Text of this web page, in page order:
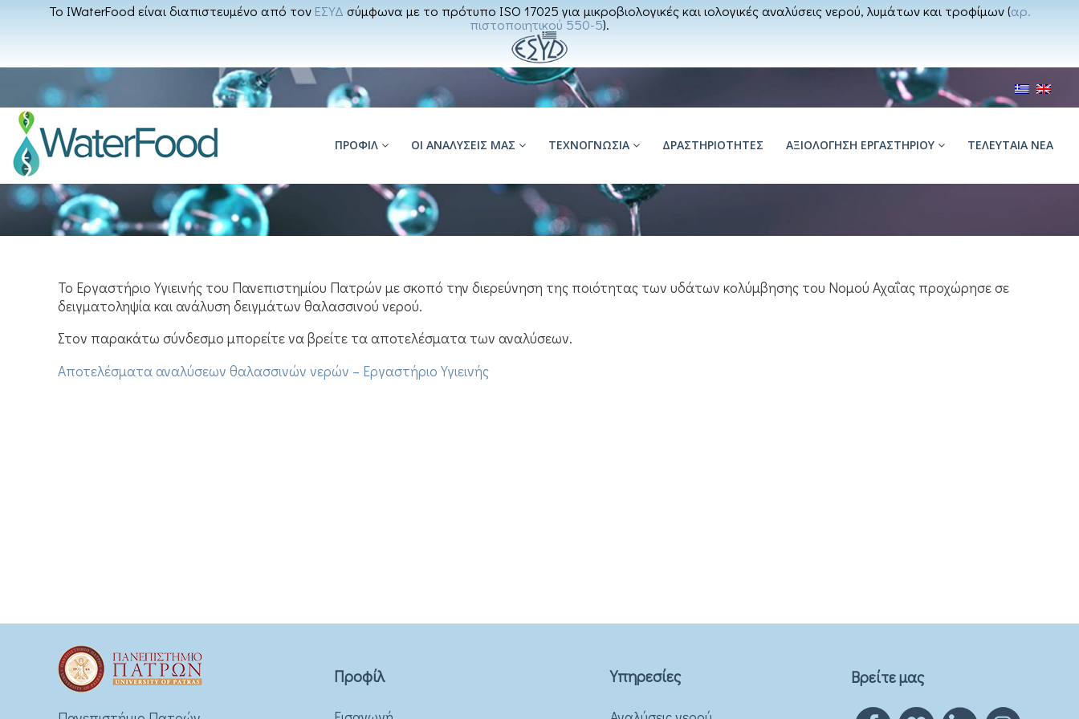
Το IWaterFood είναι διαπιστευμένο από τον ΕΣΥΔ σύμφωνα με το πρότυπο ISO 17025 για μικροβιολογικές και ιολογικές αναλύσεις νερού, λυμάτων και τροφίμων (αρ.
πιστοποιητικού 550-5).
ΠΡΟΦΊΛ ΟΙ ΑΝΑΛΥΣΕΙΣ ΜΑΣ ΤΕΧΝΟΓΝΩΣΙΑ ΔΡΑΣΤΗΡΙΌΤΗΤΕΣ ΑΞΙΟΛΟΓΗΣΗ ΕΡΓΑΣΤΗΡΙΟΥ ΤΕΛΕΥΤΑΙΑ ΝΕΑ
Το Εργαστήριο Υγιεινής του Πανεπιστημίου Πατρών με σκοπό την διερεύνηση της ποιότητας των υδάτων κολύμβησης του Νομού Αχαΐας προχώρησε σε
δειγματοληψία και ανάλυση δειγμάτων θαλασσινού νερού.
Στον παρακάτω σύνδεσμο μπορείτε να βρείτε τα αποτελέσματα των αναλύσεων.
Αποτελέσματα αναλύσεων θαλασσινών νερών – Εργαστήριο Υγιεινής
Προφίλ Υπηρεσίες Βρείτε μας